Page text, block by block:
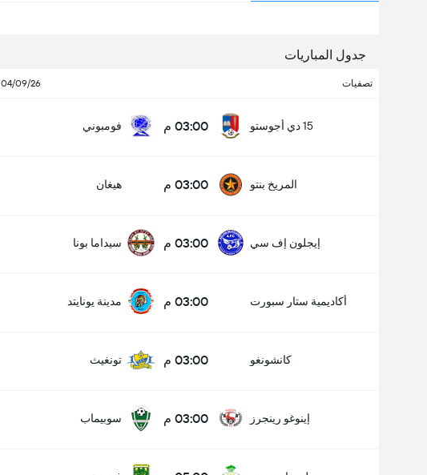
جدول المباريات
تصفيات 04/09/26
15 دي أجوستو 03:00 م فومبوني
المريخ بنتو 03:00 م هيغان
إيجلون إف سي 03:00 م سيداما بونا
أكاديمية ستار سبورت 03:00 م مدينة يونايتد
كانشونغو 03:00 م تونغيث
إينوغو رينجرز 03:00 م سوبيماب